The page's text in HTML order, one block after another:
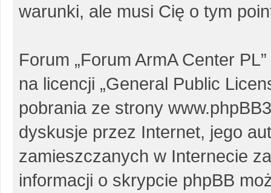
warunki, ale musi Cię o tym
Forum „Forum ArmA Center
na licencji „General Public
pobrania ze strony
dyskusje przez Internet, jego
zamieszczanych w Internecie
informacji o skrypcie phpBB